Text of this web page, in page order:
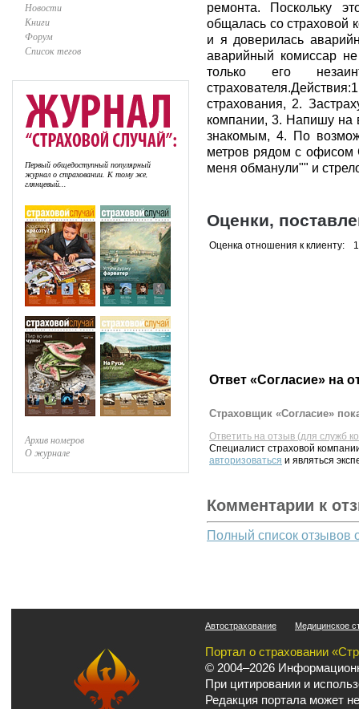
Новости
Книги
Форум
Список тегов
Первый общедоступный популярный
журнал о страховании. К тому же,
глянцевый...
Архив номеров
О журнале
ремонта. Поскольку
общалась со страховой
и я доверилась
аварийный комиссар
только его
страхования, 2.
компании, 3. Напишу на
знакомым, 4. По
метров рядом с офисом
меня обманули"" и
Оценки,
Оценка отношения к клиенту: 1
Ответ «Согласие» на
Страховщик «Согласие»
Ответить на отзыв (для служб
Специалист страховой
авторизоваться и являться
Комментарии к
Полный список отзывов
Автострахование Медицинское
Портал о страховании
© 2004–2026
При цитировании и
Редакция портала может